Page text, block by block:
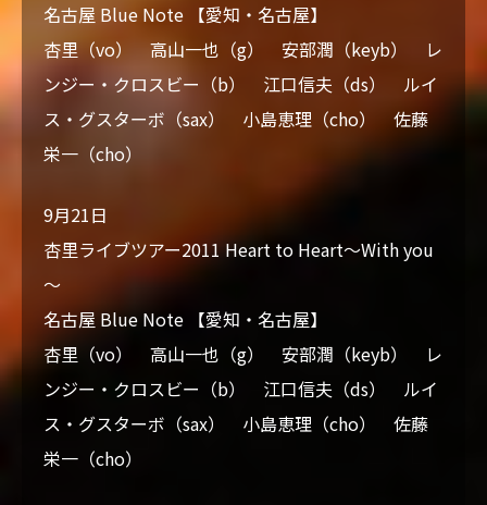
名古屋 Blue Note 【愛知・名古屋】
杏里（vo） 高山一也（g） 安部潤（keyb） レ
ンジー・クロスビー（b） 江口信夫（ds） ルイ
ス・グスターボ（sax） 小島恵理（cho） 佐藤
栄一（cho）
9月21日
杏里ライブツアー2011 Heart to Heart～With you
～
名古屋 Blue Note 【愛知・名古屋】
杏里（vo） 高山一也（g） 安部潤（keyb） レ
ンジー・クロスビー（b） 江口信夫（ds） ルイ
ス・グスターボ（sax） 小島恵理（cho） 佐藤
栄一（cho）